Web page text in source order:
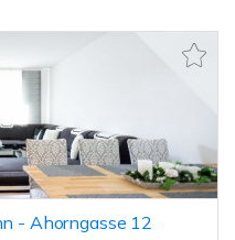
- Ahorngasse 12